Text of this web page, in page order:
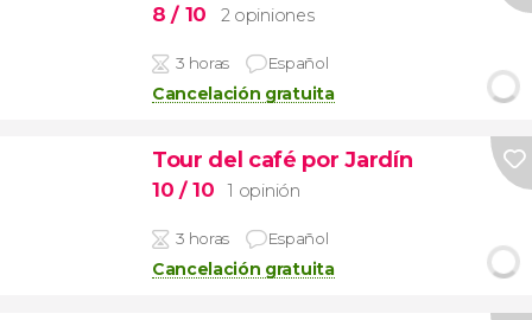
8/ 10 2 opiniones
3 horas Español
Cancelación gratuita
Tour del café por Jardín
10 / 10 1 opinión
3 horas Español
Cancelación gratuita